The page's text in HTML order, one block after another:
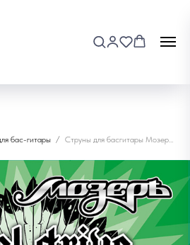
бас-гитары Струны для басгитары Мозеръ BSD-ML